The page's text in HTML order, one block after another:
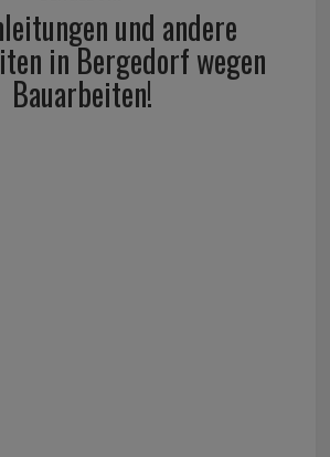
und andere
in Bergedorf wegen
Bauarbeiten!